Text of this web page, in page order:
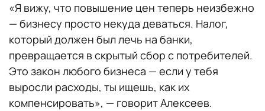
«Я вижу, что повышение цен теперь неизбежно
— бизнесу просто некуда деваться. Налог,
который должен был лечь на банки,
превращается в скрытый сбор с потребителей.
Это закон любого бизнеса — если у тебя
выросли расходы, ты ищешь, как их
компенсировать», — говорит Алексеев.